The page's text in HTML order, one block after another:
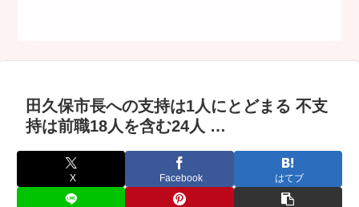
田久保市長への支持は1人にとどまる 不支
持は前職18人を含む24人 …
X Facebook はてブ